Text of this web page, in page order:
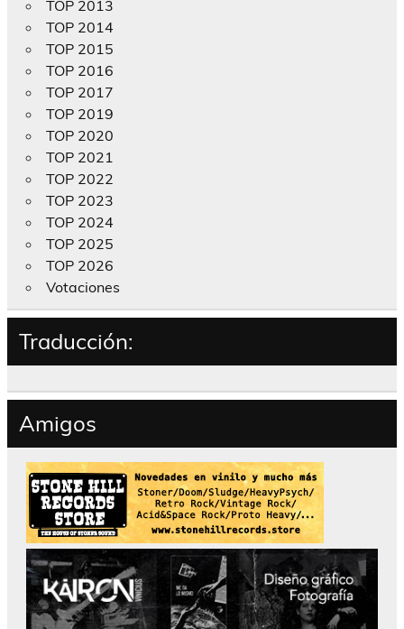
TOP 2013
TOP 2014
TOP 2015
TOP 2016
TOP 2017
TOP 2019
TOP 2020
TOP 2021
TOP 2022
TOP 2023
TOP 2024
TOP 2025
TOP 2026
Votaciones
Traducción:
Amigos